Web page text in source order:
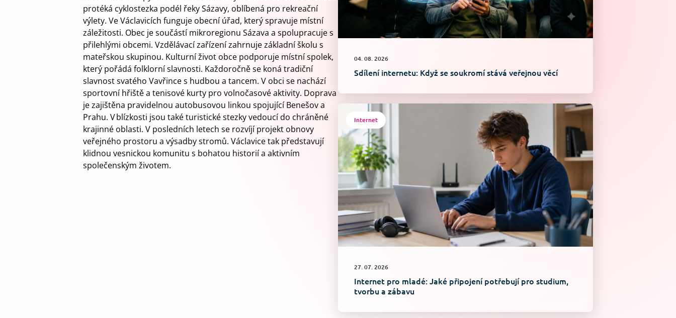
protéká cyklostezka podél řeky Sázavy, oblíbená pro rekreační
výlety. Ve Václavicích funguje obecní úřad, který spravuje místní
záležitosti. Obec je součástí mikroregionu Sázava a spolupracuje s
přilehlými obcemi. Vzdělávací zařízení zahrnuje základní školu s
mateřskou skupinou. Kulturní život obce podporuje místní spolek,
který pořádá folklorní slavnosti. Každoročně se koná tradiční
slavnost svatého Vavřince s hudbou a tancem. V obci se nachází
sportovní hřiště a tenisové kurty pro volnočasové aktivity. Doprava
je zajištěna pravidelnou autobusovou linkou spojující Benešov a
Prahu. V blízkosti jsou také turistické stezky vedoucí do chráněné
krajinné oblasti. V posledních letech se rozvíjí projekt obnovy
veřejného prostoru a výsadby stromů. Václavice tak představují
klidnou vesnickou komunitu s bohatou historií a aktivním
společenským životem.
04. 08. 2026
Sdílení internetu: Když se soukromí stává veřejnou věcí
Internet
27. 07. 2026
Internet pro mladé: Jaké připojení potřebují pro studium,
tvorbu a zábavu